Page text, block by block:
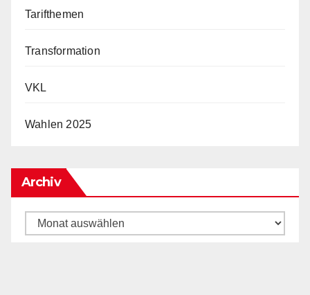
Tarifthemen
Transformation
VKL
Wahlen 2025
Archiv
Archiv